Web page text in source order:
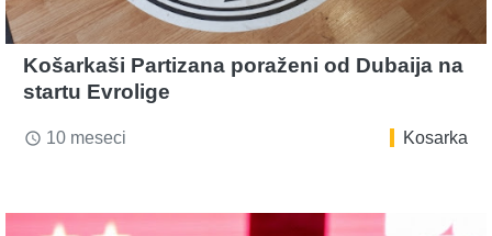
Košarkaši Partizana poraženi od Dubaija na
startu Evrolige
access_time 10 meseci Kosarka